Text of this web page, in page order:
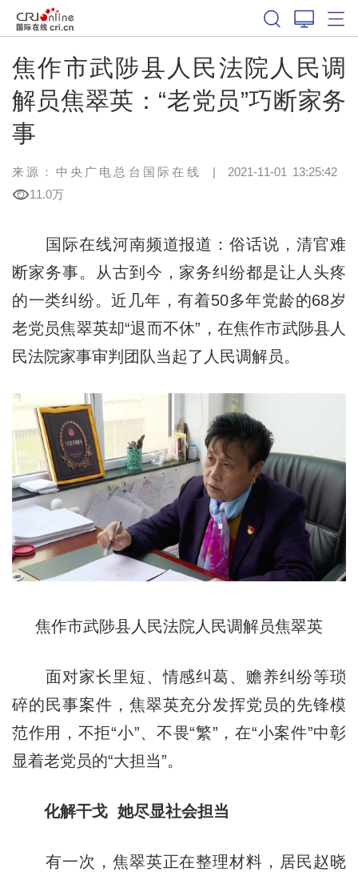
焦作市武陟县人民法院人民调
解员焦翠英：“老党员”巧断家务
事
来源：中央广电总台国际在线 | 2021-11-01 13:25:42
11.0万
国际在线河南频道报道：俗话说，清官难
断家务事。从古到今，家务纠纷都是让人头疼
的一类纠纷。近几年，有着50多年党龄的68岁
老党员焦翠英却“退而不休”，在焦作市武陟县人
民法院家事审判团队当起了人民调解员。
焦作市武陟县人民法院人民调解员焦翠英
面对家长里短、情感纠葛、赡养纠纷等琐
碎的民事案件，焦翠英充分发挥党员的先锋模
范作用，不拒“小”、不畏“繁”，在“小案件”中彰
显着老党员的“大担当”。
化解干戈 她尽显社会担当
有一次，焦翠英正在整理材料，居民赵晓